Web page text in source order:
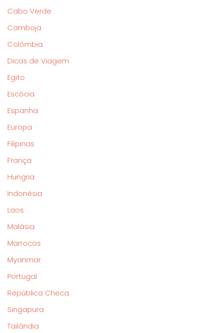
Cabo Verde
Camboja
Colômbia
Dicas de Viagem
Egito
Escócia
Espanha
Europa
Filipinas
França
Hungria
Indonésia
Laos
Malásia
Marrocos
Myanmar
Portugal
República Checa
Singapura
Tailândia